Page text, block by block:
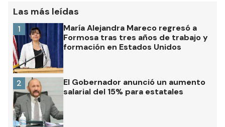
Las más leídas
María Alejandra Mareco regresó a
Formosa tras tres años de trabajo y
formación en Estados Unidos
1
El Gobernador anunció un aumento
salarial del 15% para estatales
2